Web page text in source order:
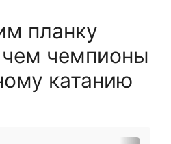
планку
чем чемпионы
катанию